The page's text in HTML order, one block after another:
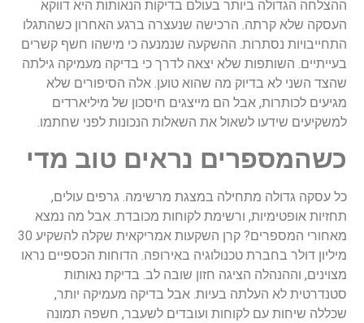
ההצלחה הגדולה ביותר בעולם בדיקות הנאותות היא דווקא
העסקה שלא קרתה. הרכישה שנעצרה ברגע האחרון כשהתגלו
התחייבויות נסתרות. ההשקעה שנמנעה כי מישהו חשף קשרים
בעייתיים. השותפות שלא יצאה לדרך כי בדיקה מעמיקה גילתה
שהצד השני לא בדיוק מה שהוא טוען. אלה הסיפורים שלא
מגיעים לכותרות, אבל הם מייצגים חיסכון של מיליארדים
למשקיעים שידעו לשאול את השאלות הנכונות לפני שחתמו.
כשהמספרים נראים טוב מדי
כל עסקה גדולה מתחילה במצגת מרשימה. גרפים עולים,
תחזיות אופטימיות, ורשימת לקוחות מכובדת. אבל מה נמצא
מאחורי המספרים? קרן השקעות אמריקאית שקלה להשקיע 30
מיליון דולר בחברת טכנולוגיה באירופה. הדוחות הכספיים נראו
מצוינים, וההנהלה הציגה חזון שובה לב. בדיקת נאותות
סטנדרטית לא העלתה בעיות. אבל בדיקה מעמיקה יותר,
שכללה שיחות עם לקוחות ועובדים לשעבר, חשפה תמונה